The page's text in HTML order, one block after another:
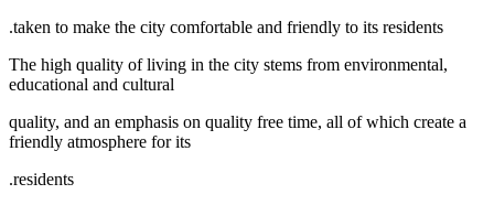
taken to make the city comfortable and friendly to its residents.
The high quality of living in the city stems from environmental,
educational and cultural
quality, and an emphasis on quality free time, all of which create a
friendly atmosphere for its
residents.